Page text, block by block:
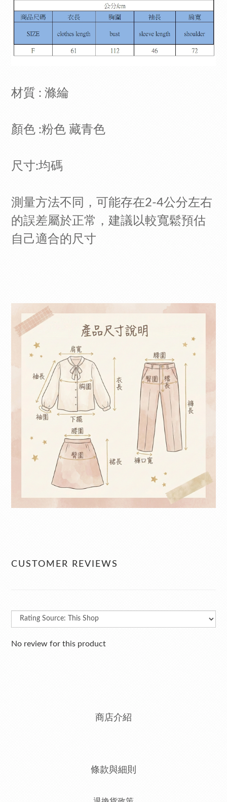
材質 : 滌綸
顏色 :粉色 藏青色
尺寸:均碼
測量方法不同，可能存在2-4公分左右
的誤差屬於正常，建議以較寬鬆預估
自己適合的尺寸
CUSTOMER REVIEWS
No review for this product
商店介紹
條款與細則